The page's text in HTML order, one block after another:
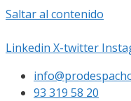
Saltar al contenido
Linkedin X-twitter
93 319 58 20